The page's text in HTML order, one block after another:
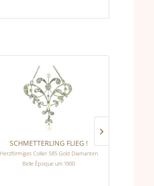
SCHMETTERLING FLIEG !
Herzförmiges Collier 585 Gold Diamanten
Belle Èpoque um 1900